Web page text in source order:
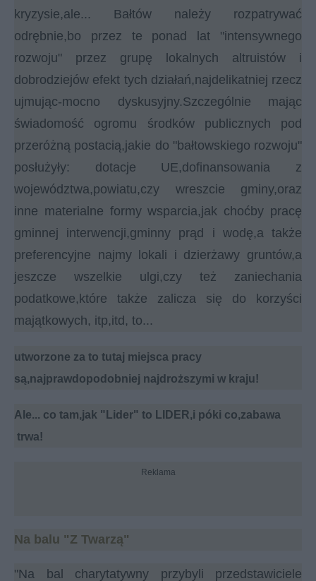
kryzysie,ale... Bałtów należy rozpatrywać
odrębnie,bo przez te ponad lat "intensywnego
rozwoju" przez grupę lokalnych altruistów i
dobrodziejów efekt tych działań,najdelikatniej rzecz
ujmując-mocno dyskusyjny.Szczególnie mając
świadomość ogromu środków publicznych pod
przeróżną postacią,jakie do "bałtowskiego rozwoju"
posłużyły: dotacje UE,dofinansowania z
województwa,powiatu,czy wreszcie gminy,oraz
inne materialne formy wsparcia,jak choćby pracę
gminnej interwencji,gminny prąd i wodę,a także
preferencyjne najmy lokali i dzierżawy gruntów,a
jeszcze wszelkie ulgi,czy też zaniechania
podatkowe,które także zalicza się do korzyści
majątkowych, itp,itd, to...
utworzone za to tutaj miejsca pracy
są,najprawdopodobniej najdroższymi w kraju!
Ale... co tam,jak "Lider" to LIDER,i póki co,zabawa
trwa!
Reklama
Na balu "Z Twarzą"
"Na bal charytatywny przybyli przedstawiciele